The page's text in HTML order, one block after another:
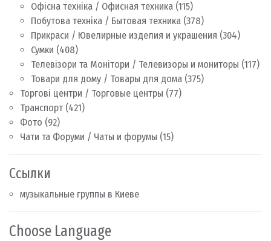
Офісна техніка / Офисная техника (115)
Побутова техніка / Бытовая техника (378)
Прикраси / Ювелирные изделия и украшения (304)
Сумки (408)
Телевізори та Монітори / Телевизоры и мониторы (117)
Товари для дому / Товары для дома (375)
Торгові центри / Торговые центры (77)
Транспорт (421)
Фото (92)
Чати та Форуми / Чаты и форумы (15)
Ссылки
музыкальные группы в Киеве
Choose Language